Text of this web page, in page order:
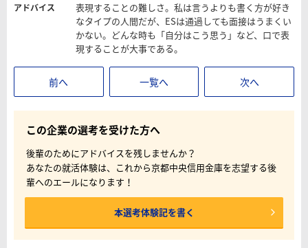
アドバイス
表現することの難しさ。私は言うよりも書く方が好き
なタイプの人間だが、ESは通過しても面接はうまくい
かない。どんな時も「自分はこう思う」など、口で表
現することが大事である。
前へ 一覧へ 次へ
この企業の選考を受けた方へ
後輩のためにアドバイスを残しませんか？
あなたの就活体験は、これから京都中央信用金庫を志望する後
輩へのエールになります！
本選考体験記を書く